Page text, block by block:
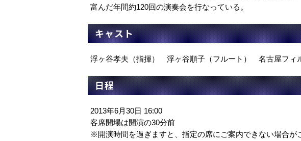
富んだ年間約120回の演奏会を行なっている。
キャスト
浮ヶ谷孝夫（指揮） 浮ヶ谷順子（フルート） 名古屋フィ
日程
2013年6月30日 16:00
客席開場は開演の30分前
※開演時間を過ぎますと、指定の席にご案内できない場合が